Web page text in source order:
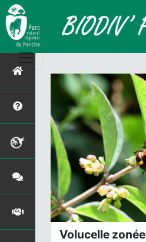
Volucelle zonée